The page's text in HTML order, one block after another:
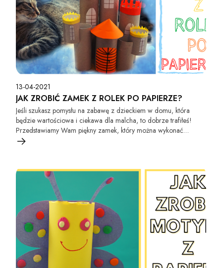
13-04-2021
JAK ZROBIĆ ZAMEK Z ROLEK PO PAPIERZE?
Jeśli szukasz pomysłu na zabawę z dzieckiem w domu, która
będzie wartościowa i ciekawa dla malcha, to dobrze trafiłeś!
Przedstawiamy Wam piękny zamek, który można wykonać
własnoręcznie z papieru i rolek po ręczniku papierowym lub